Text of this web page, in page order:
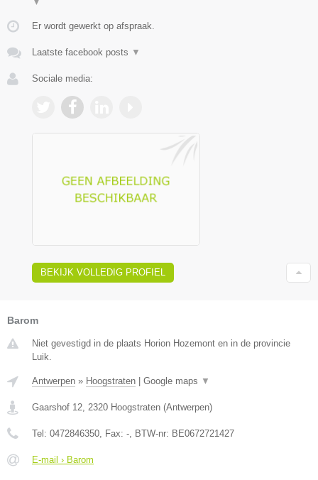
Er wordt gewerkt op afspraak.
Laatste facebook posts ▼
Sociale media:
BEKIJK VOLLEDIG PROFIEL
Barom
Niet gevestigd in de plaats Horion Hozemont en in de provincie
Luik.
Antwerpen » Hoogstraten Google maps ▼
Gaarshof 12, 2320 Hoogstraten (Antwerpen)
Tel: 0472846350, Fax: -, BTW-nr: BE0672721427
E-mail › Barom